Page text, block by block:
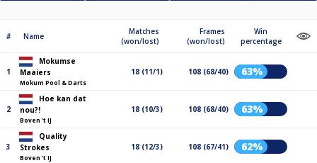
# Name
Matches
(won/lost)
Frames
(won/lost)
Win
percentage
1
Mokumse
Maaiers
Mokum Pool & Darts
18 (11/1) 108 (68/40) 63%
2
Hoe kan dat
nou?!
Boven 't IJ
18 (10/3) 108 (68/40) 63%
3
Quality
Strokes
Boven 't IJ
18 (12/3) 108 (67/41) 62%